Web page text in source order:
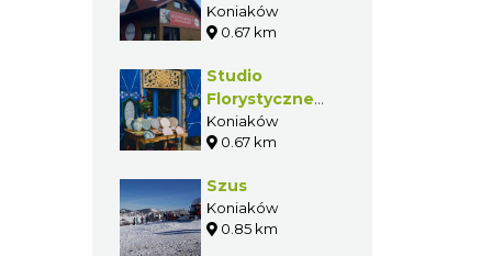
Koniakowskich
Koni-art
Koniaków
0.67 km
Studio
Florystyczne
Ligocki &
Waszut
Koniaków
0.67 km
Szus
Koniaków
0.85 km